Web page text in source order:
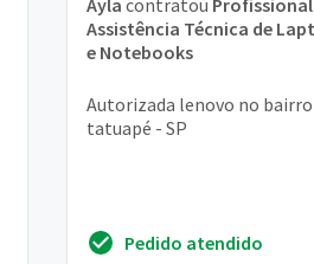
Ayla contratou
Assistência Técnica de
e Notebooks
Autorizada lenovo no
tatuapé - SP
Pedido atendido